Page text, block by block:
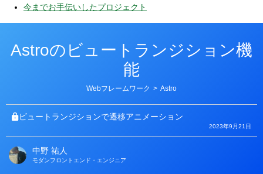
今までお手伝いしたプロジェクト
Astroのビュートランジション機
能
カ
ゴ
ー
Webフレームワーク > Astro
ビュートランジションで遷移アニメーション
2023年9月21日
著
中野 祐人
モダンフロントエンド・エンジニア